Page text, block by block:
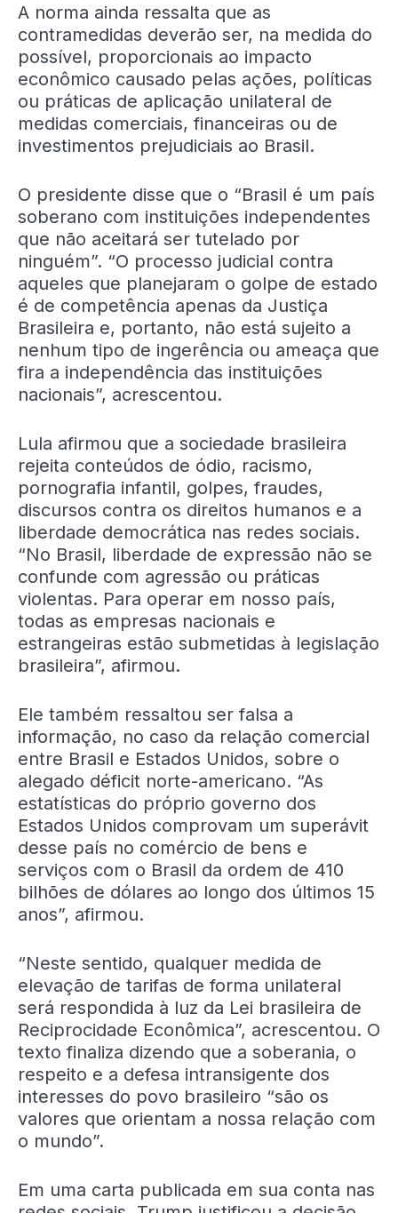
A norma ainda ressalta que as
contramedidas deverão ser, na medida do
possível, proporcionais ao impacto
econômico causado pelas ações, políticas
ou práticas de aplicação unilateral de
medidas comerciais, financeiras ou de
investimentos prejudiciais ao Brasil.
O presidente disse que o “Brasil é um país
soberano com instituições independentes
que não aceitará ser tutelado por
ninguém”. “O processo judicial contra
aqueles que planejaram o golpe de estado
é de competência apenas da Justiça
Brasileira e, portanto, não está sujeito a
nenhum tipo de ingerência ou ameaça que
fira a independência das instituições
nacionais”, acrescentou.
Lula afirmou que a sociedade brasileira
rejeita conteúdos de ódio, racismo,
pornografia infantil, golpes, fraudes,
discursos contra os direitos humanos e a
liberdade democrática nas redes sociais.
“No Brasil, liberdade de expressão não se
confunde com agressão ou práticas
violentas. Para operar em nosso país,
todas as empresas nacionais e
estrangeiras estão submetidas à legislação
brasileira”, afirmou.
Ele também ressaltou ser falsa a
informação, no caso da relação comercial
entre Brasil e Estados Unidos, sobre o
alegado déficit norte-americano. “As
estatísticas do próprio governo dos
Estados Unidos comprovam um superávit
desse país no comércio de bens e
serviços com o Brasil da ordem de 410
bilhões de dólares ao longo dos últimos 15
anos”, afirmou.
“Neste sentido, qualquer medida de
elevação de tarifas de forma unilateral
será respondida à luz da Lei brasileira de
Reciprocidade Econômica”, acrescentou. O
texto finaliza dizendo que a soberania, o
respeito e a defesa intransigente dos
interesses do povo brasileiro “são os
valores que orientam a nossa relação com
o mundo”.
Em uma carta publicada em sua conta nas